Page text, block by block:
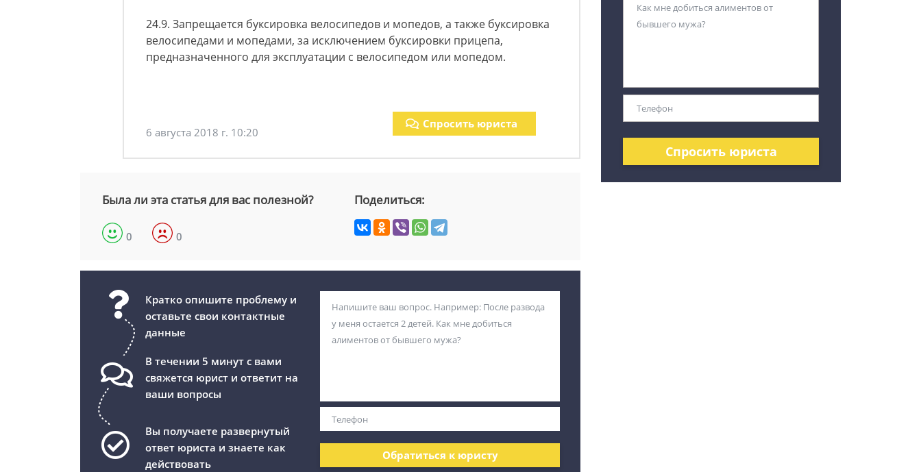
24.9. Запрещается буксировка велосипедов и мопедов, а также буксировка
велосипедами и мопедами, за исключением буксировки прицепа,
предназначенного для эксплуатации с велосипедом или мопедом.
6 августа 2018 г. 10:20
Спросить юриста
Была ли эта статья для вас полезной?
0 0
Поделиться:
Кратко опишите проблему и
оставьте свои контактные
данные
В течении 5 минут с вами
свяжется юрист и ответит на
ваши вопросы
Вы получаете развернутый
ответ юриста и знаете как
действовать
Обратиться к юристу
Спросить юриста